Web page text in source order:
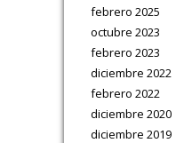
febrero 2025
octubre 2023
febrero 2023
diciembre 2022
febrero 2022
diciembre 2020
diciembre 2019